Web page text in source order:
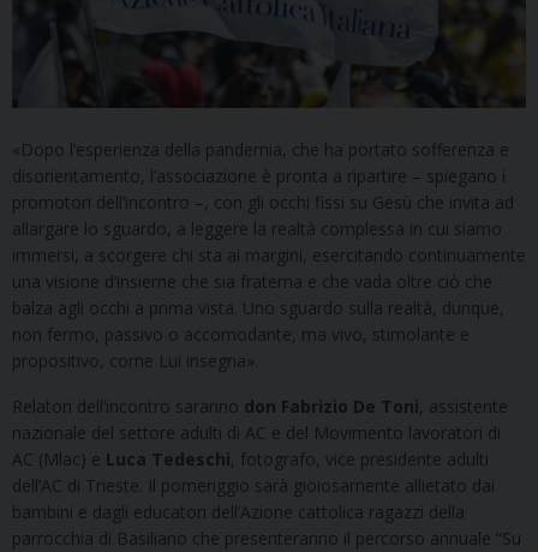
«Dopo l’esperienza della pandemia, che ha portato sofferenza e
disorientamento, l’associazione è pronta a ripartire – spiegano i
promotori dell’incontro –, con gli occhi fissi su Gesù che invita ad
allargare lo sguardo, a leggere la realtà complessa in cui siamo
immersi, a scorgere chi sta ai margini, esercitando continuamente
una visione d’insieme che sia fraterna e che vada oltre ciò che
balza agli occhi a prima vista. Uno sguardo sulla realtà, dunque,
non fermo, passivo o accomodante, ma vivo, stimolante e
propositivo, come Lui insegna».
Relatori dell’incontro saranno don Fabrizio De Toni, assistente
nazionale del settore adulti di AC e del Movimento lavoratori di
AC (Mlac) e Luca Tedeschi, fotografo, vice presidente adulti
dell’AC di Trieste. Il pomeriggio sarà gioiosamente allietato dai
bambini e dagli educatori dell’Azione cattolica ragazzi della
parrocchia di Basiliano che presenteranno il percorso annuale “Su